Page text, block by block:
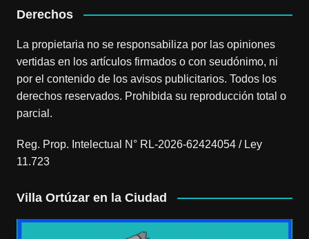
Derechos
La propietaria no se responsabiliza por las opiniones
vertidas en los artículos firmados o con seudónimo, ni
por el contenido de los avisos publicitarios. Todos los
derechos reservados. Prohibida su reproducción total o
parcial.
Reg. Prop. Intelectual N° RL-2026-62424054 / Ley
11.723
Villa Ortúzar en la Ciudad